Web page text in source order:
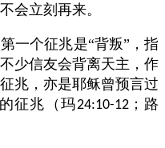
会立刻再来。
一个征兆是“背叛”，指
少信友会背离天主，作
兆，亦是耶稣曾预言过
征兆（玛24:10-12；路